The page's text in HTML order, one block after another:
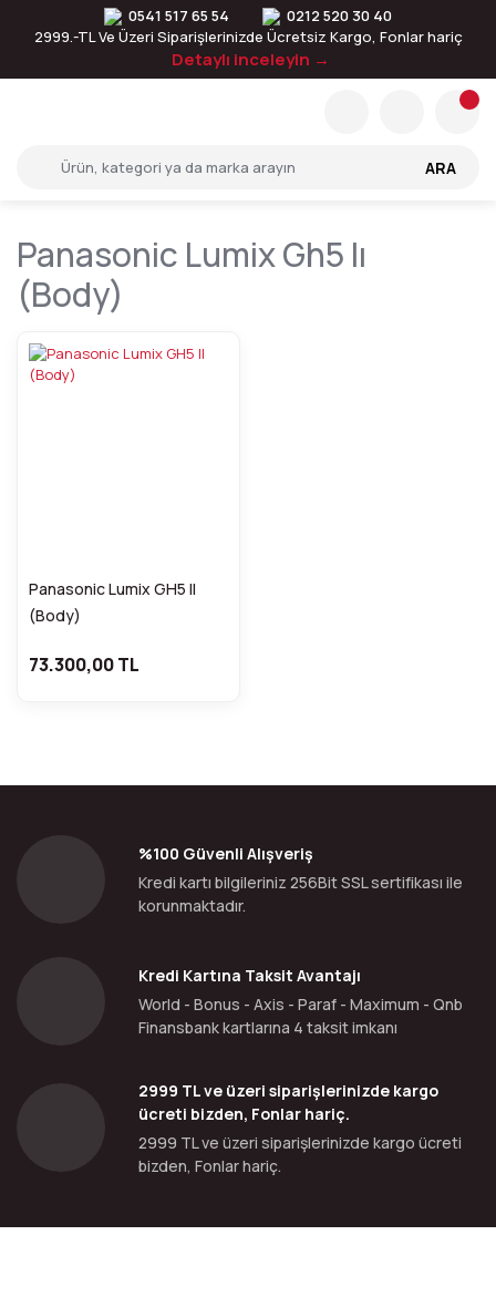
0541 517 65 54
0212 520 30 40
2999.-TL Ve Üzeri Siparişlerinizde Ücretsiz Kargo, Fonlar hariç
Detaylı inceleyin →
ARA
Panasonic Lumix Gh5 Iı
(body)
Panasonic Lumix GH5 II
(Body)
73.300,00 TL
%100 Güvenli Alışveriş
Kredi kartı bilgileriniz 256Bit SSL sertifikası ile
korunmaktadır.
Kredi Kartına Taksit Avantajı
World - Bonus - Axis - Paraf - Maximum - Qnb
Finansbank kartlarına 4 taksit imkanı
2999 TL ve üzeri siparişlerinizde kargo
ücreti bizden, Fonlar hariç.
2999 TL ve üzeri siparişlerinizde kargo ücreti
bizden, Fonlar hariç.